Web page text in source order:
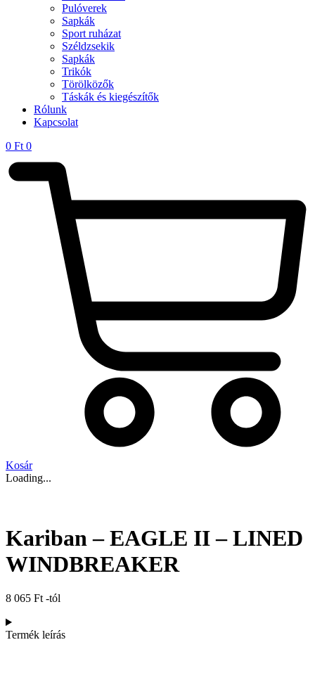
Pulóverek
Sapkák
Sport ruházat
Széldzsekik
Sapkák
Trikók
Törölközők
Táskák és kiegészítők
Rólunk
Kapcsolat
0 Ft 0
Kosár
Loading...
Kariban – EAGLE II – LINED
WINDBREAKER
8 065 Ft -tól
Termék leírás